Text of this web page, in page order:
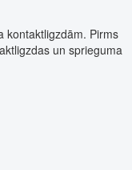
kontaktligzdām. Pirms
un sprieguma